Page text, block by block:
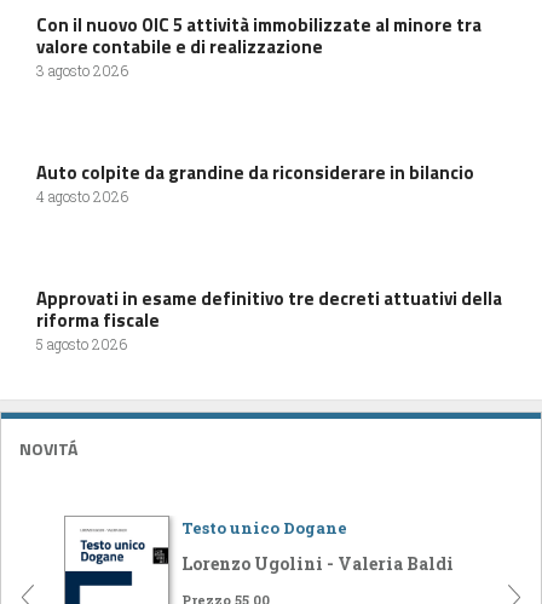
Con il nuovo OIC 5 attività immobilizzate al minore tra
valore contabile e di realizzazione
3 agosto 2026
Auto colpite da grandine da riconsiderare in bilancio
4 agosto 2026
Approvati in esame definitivo tre decreti attuativi della
riforma fiscale
5 agosto 2026
NOVITÁ
Testo unico Dogane
Lorenzo Ugolini - Valeria Baldi
Prezzo 55,00